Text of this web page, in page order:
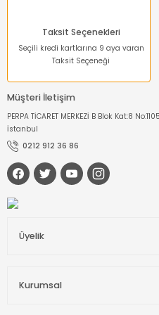
Taksit Seçenekleri
Seçili kredi kartlarına 9 aya varan
Taksit Seçeneği
Müşteri İletişim
PERPA TİCARET MERKEZİ B Blok Kat:8
İstanbul
0212 912 36 86
Üyelik
Kurumsal